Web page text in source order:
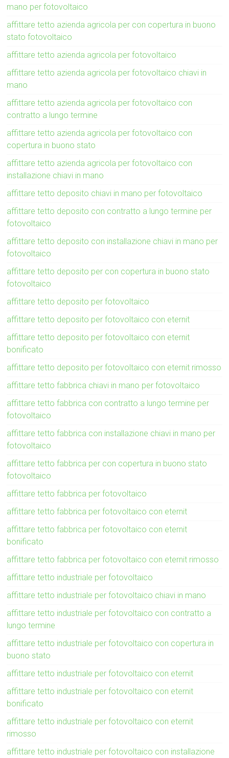
mano per fotovoltaico
affittare tetto azienda agricola per con copertura in buono
stato fotovoltaico
affittare tetto azienda agricola per fotovoltaico
affittare tetto azienda agricola per fotovoltaico chiavi in
mano
affittare tetto azienda agricola per fotovoltaico con
contratto a lungo termine
affittare tetto azienda agricola per fotovoltaico con
copertura in buono stato
affittare tetto azienda agricola per fotovoltaico con
installazione chiavi in mano
affittare tetto deposito chiavi in mano per fotovoltaico
affittare tetto deposito con contratto a lungo termine per
fotovoltaico
affittare tetto deposito con installazione chiavi in mano per
fotovoltaico
affittare tetto deposito per con copertura in buono stato
fotovoltaico
affittare tetto deposito per fotovoltaico
affittare tetto deposito per fotovoltaico con eternit
affittare tetto deposito per fotovoltaico con eternit
bonificato
affittare tetto deposito per fotovoltaico con eternit rimosso
affittare tetto fabbrica chiavi in mano per fotovoltaico
affittare tetto fabbrica con contratto a lungo termine per
fotovoltaico
affittare tetto fabbrica con installazione chiavi in mano per
fotovoltaico
affittare tetto fabbrica per con copertura in buono stato
fotovoltaico
affittare tetto fabbrica per fotovoltaico
affittare tetto fabbrica per fotovoltaico con eternit
affittare tetto fabbrica per fotovoltaico con eternit
bonificato
affittare tetto fabbrica per fotovoltaico con eternit rimosso
affittare tetto industriale per fotovoltaico
affittare tetto industriale per fotovoltaico chiavi in mano
affittare tetto industriale per fotovoltaico con contratto a
lungo termine
affittare tetto industriale per fotovoltaico con copertura in
buono stato
affittare tetto industriale per fotovoltaico con eternit
affittare tetto industriale per fotovoltaico con eternit
bonificato
affittare tetto industriale per fotovoltaico con eternit
rimosso
affittare tetto industriale per fotovoltaico con installazione